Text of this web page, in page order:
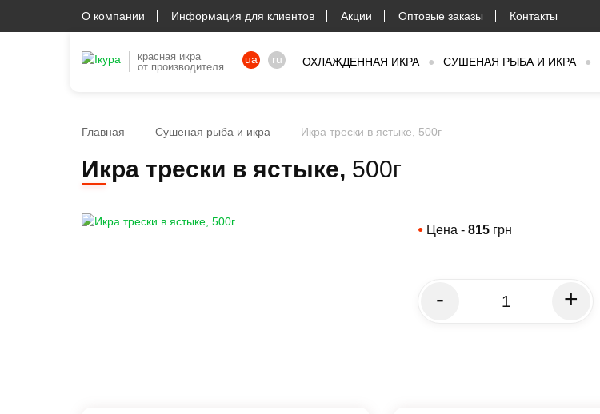
О компании Информация для клиентов Акции Оптовые заказы Контакты
красная икра
от производителя
ua ru ОХЛАЖДЕННАЯ ИКРА ● СУШЕНАЯ РЫБА И ИКРА ●
Главная Сушеная рыба и икра Икра трески в ястыке, 500г
Икра трески в ястыке, 500г
● Цена - 815 грн
- +